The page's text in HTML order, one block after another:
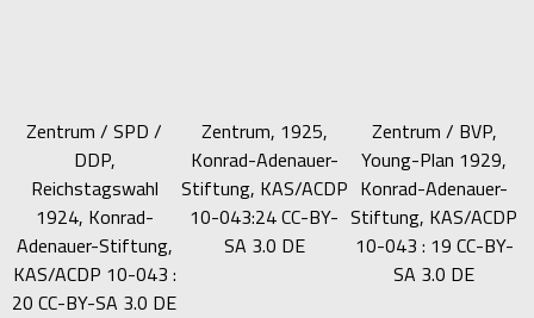
Zentrum / SPD /
DDP,
Reichstagswahl
1924, Konrad-
Adenauer-Stiftung,
KAS/ACDP 10-043 :
20 CC-BY-SA 3.0 DE
Zentrum, 1925,
Konrad-Adenauer-
Stiftung, KAS/ACDP
10-043:24 CC-BY-
SA 3.0 DE
Zentrum / BVP,
Young-Plan 1929,
Konrad-Adenauer-
Stiftung, KAS/ACDP
10-043 : 19 CC-BY-
SA 3.0 DE